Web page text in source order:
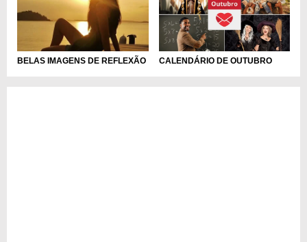
BELAS IMAGENS DE REFLEXÃO CALENDÁRIO DE OUTUBRO